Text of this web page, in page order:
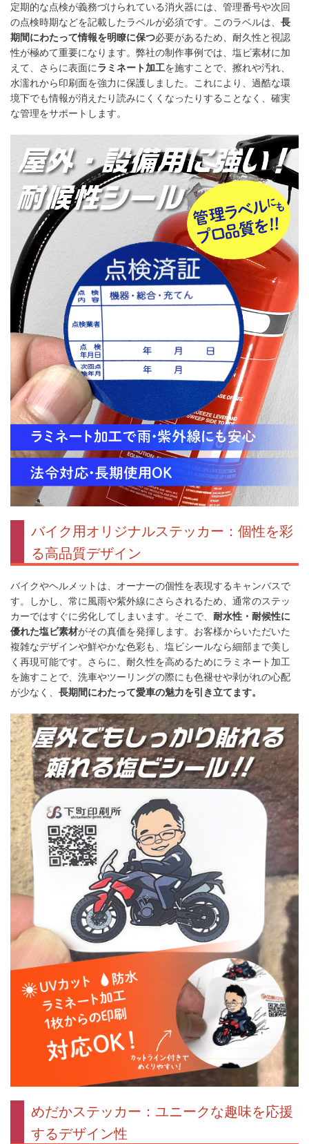
定期的な点検が義務づけられている消火器には、管理番号や次回
の点検時期などを記載したラベルが必須です。このラベルは、 長
期間にわたって情報を明瞭に保つ必要があるため、耐久性と視認
性が極めて重要になります。弊社の制作事例では、塩ビ素材に加
えて、さらに表面にラミネート加工を施すことで、擦れや汚れ、
水濡れから印刷面を強力に保護しました。これにより、過酷な環
境下でも情報が消えたり読みにくくなったりすることなく、確実
な管理をサポートします。
バイク用オリジナルステッカー：個性を彩
る高品質デザイン
バイクやヘルメットは、オーナーの個性を表現するキャンバスで
す。しかし、常に風雨や紫外線にさらされるため、通常のステッ
カーではすぐに劣化してしまいます。そこで、 耐水性・耐候性に
優れた塩ビ素材がその真価を発揮します。お客様からいただいた
複雑なデザインや鮮やかな色彩も、塩ビシールなら細部まで美し
く再現可能です。さらに、耐久性を高めるためにラミネート加工
を施すことで、洗車やツーリングの際にも色褪せや剥がれの心配
が少なく、 長期間にわたって愛車の魅力を引き立てます。
めだかステッカー：ユニークな趣味を応援
するデザイン性